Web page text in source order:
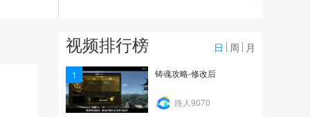
30
video_20260612_15135
0
视频排行榜 日 周 月
1 铸魂攻略-修改后
路人9070